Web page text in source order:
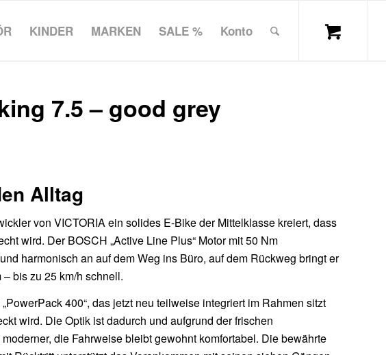
KINDER MARKEN SALE % Konto
7.5 – good grey
Alltag
von VICTORIA ein solides E-Bike der Mittelklasse kreiert, dass
wird. Der BOSCH „Active Line Plus“ Motor mit 50 Nm
harmonisch an auf dem Weg ins Büro, auf dem Rückweg bringt er
bis zu 25 km/h schnell.
400“, das jetzt neu teilweise integriert im Rahmen sitzt
wird. Die Optik ist dadurch und aufgrund der frischen
die Fahrweise bleibt gewohnt komfortabel. Die bewährte